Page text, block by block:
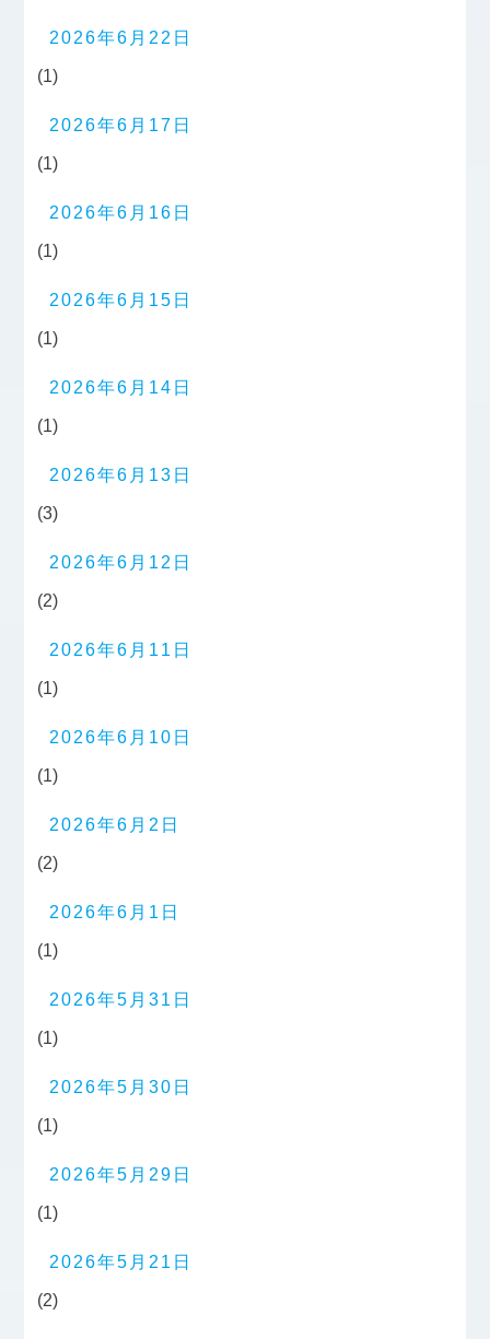
2026年6月22日
(1)
2026年6月17日
(1)
2026年6月16日
(1)
2026年6月15日
(1)
2026年6月14日
(1)
2026年6月13日
(3)
2026年6月12日
(2)
2026年6月11日
(1)
2026年6月10日
(1)
2026年6月2日
(2)
2026年6月1日
(1)
2026年5月31日
(1)
2026年5月30日
(1)
2026年5月29日
(1)
2026年5月21日
(2)